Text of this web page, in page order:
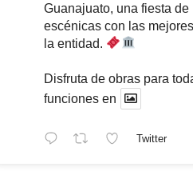
Guanajuato, una fiesta de
escénicas con las
la entidad.
Disfruta de obras para
funciones en
Twitter